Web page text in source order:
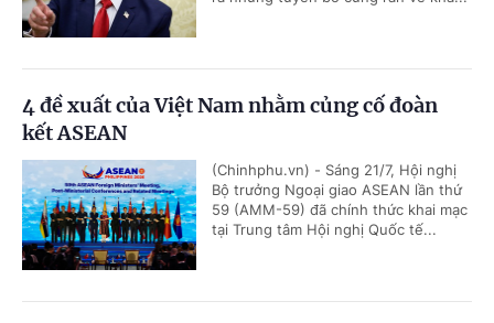
4 đề xuất của Việt Nam nhằm củng cố đoàn
kết ASEAN
(Chinhphu.vn) - Sáng 21/7, Hội nghị
Bộ trưởng Ngoại giao ASEAN lần thứ
59 (AMM-59) đã chính thức khai mạc
tại Trung tâm Hội nghị Quốc tế...